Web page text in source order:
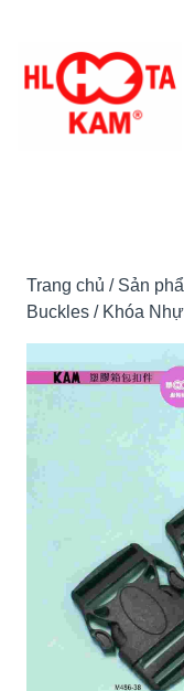
đến
Trang chủ / Sản
Buckles / Khóa